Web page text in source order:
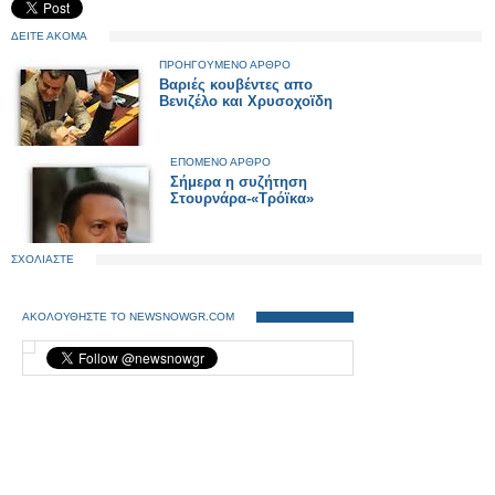
ΔΕΙΤΕ ΑΚΟΜΑ
ΠΡΟΗΓΟΥΜΕΝΟ ΑΡΘΡΟ
Βαριές κουβέντες απο
Βενιζέλο και Χρυσοχοϊδη
ΕΠΟΜΕΝΟ ΑΡΘΡΟ
Σήμερα η συζήτηση
Στουρνάρα-«Τρόϊκα»
ΣΧΟΛΙΑΣΤΕ
ΑΚΟΛΟΥΘΗΣΤΕ ΤΟ NEWSNOWGR.COM